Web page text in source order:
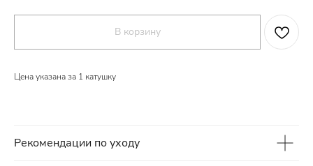
В корзину
Цена указана за 1 катушку
Рекомендации по уходу